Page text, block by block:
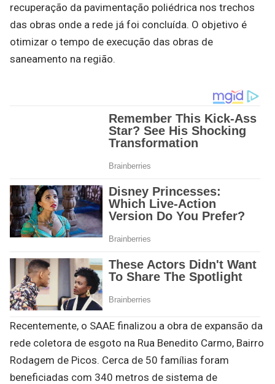
recuperação da pavimentação poliédrica nos trechos
das obras onde a rede já foi concluída. O objetivo é
otimizar o tempo de execução das obras de
saneamento na região.
Recentemente, o SAAE finalizou a obra de expansão da
rede coletora de esgoto na Rua Benedito Carmo, Bairro
Rodagem de Picos. Cerca de 50 famílias foram
beneficiadas com 340 metros de sistema de